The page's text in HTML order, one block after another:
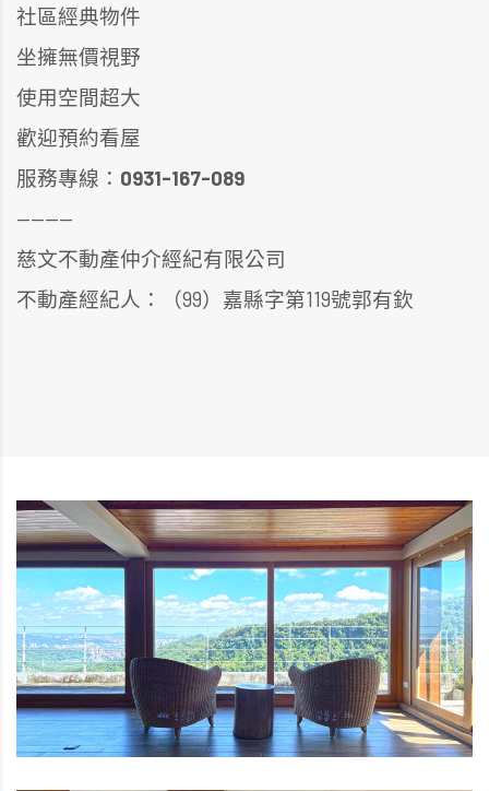
社區經典物件
坐擁無價視野
使用空間超大
歡迎預約看屋
服務專線： 0931-167-089
————
慈文不動產仲介經紀有限公司
不動產經紀人：（99）嘉縣字第119號郭有欽